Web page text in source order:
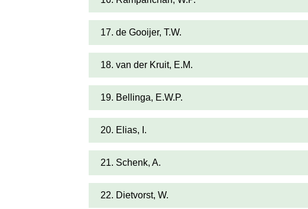
17. de Gooijer, T.W.
18. van der Kruit, E.M.
19. Bellinga, E.W.P.
20. Elias, I.
21. Schenk, A.
22. Dietvorst, W.